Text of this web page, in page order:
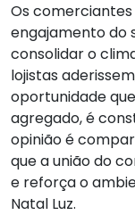
Os
engajamento do
consolidar o
lojistas
oportunidade
agregado, é
opinião é
que a união do
e reforça o
Natal Luz.